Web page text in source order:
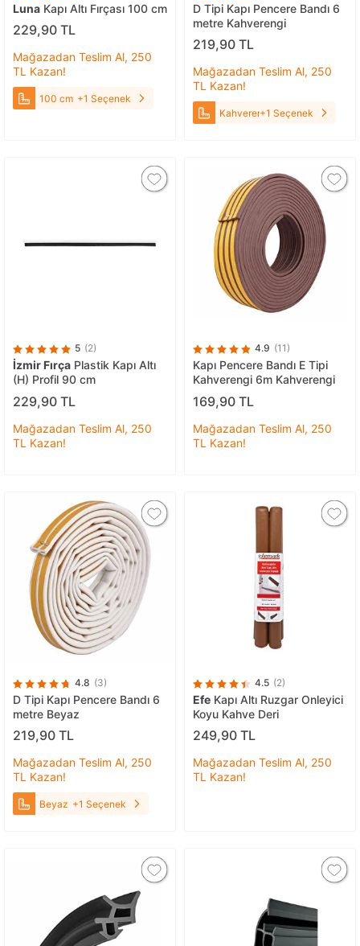
Luna Kapı Altı Fırçası 100 cm
229,90 TL
Mağazadan Teslim Al, 250
TL Kazan!
100 cm +1 Seçenek
D Tipi Kapı Pencere Bandı 6
metre Kahverengi
219,90 TL
Mağazadan Teslim Al, 250
TL Kazan!
Kahverengi+1 Seçenek
5 (2)
İzmir Fırça Plastik Kapı Altı
(H) Profil 90 cm
229,90 TL
Mağazadan Teslim Al, 250
TL Kazan!
4.9 (11)
Kapı Pencere Bandı E Tipi
Kahverengi 6m Kahverengi
169,90 TL
Mağazadan Teslim Al, 250
TL Kazan!
4.8 (3)
D Tipi Kapı Pencere Bandı 6
metre Beyaz
219,90 TL
Mağazadan Teslim Al, 250
TL Kazan!
Beyaz +1 Seçenek
4.5 (2)
Efe Kapı Altı Ruzgar Onleyici
Koyu Kahve Deri
249,90 TL
Mağazadan Teslim Al, 250
TL Kazan!